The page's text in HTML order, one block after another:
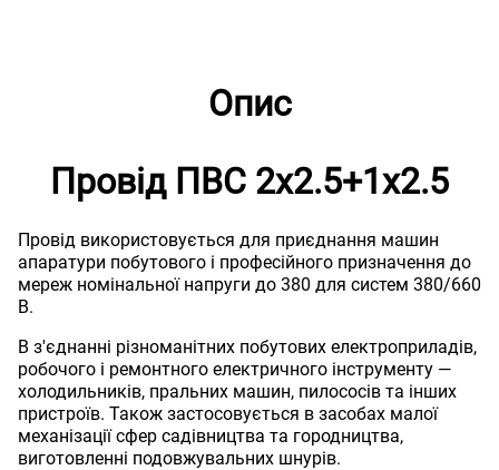
Опис
Провід ПВС 2х2.5+1х2.5
Провід використовується для приєднання машин
апаратури побутового і професійного призначення до
мереж номінальної напруги до 380 для систем 380/660
В.
В з'єднанні різноманітних побутових електроприладів,
робочого і ремонтного електричного інструменту —
холодильників, пральних машин, пилососів та інших
пристроїв. Також застосовується в засобах малої
механізації сфер садівництва та городництва,
виготовленні подовжувальних шнурів.